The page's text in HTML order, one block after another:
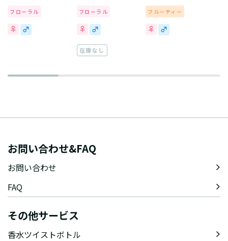
フローラル フローラル
在庫なし
フルーティー
お問い合わせ&FAQ
お問い合わせ
FAQ
その他サービス
香水ツイストボトル